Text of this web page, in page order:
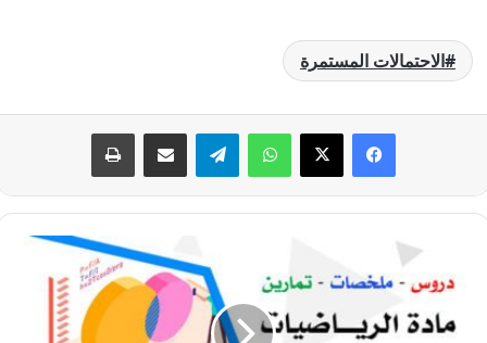
الاحتمالات المستمرة
فيسبوك
‫X واتسابتيلقراممشاركة عبر البريد طباعة
درس التعداد
رياضيات
للسنة
الثالثة